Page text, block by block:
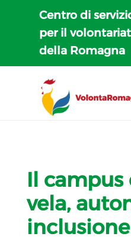
Centro di
per il
della Romagna
Il campus
vela,
inclusione